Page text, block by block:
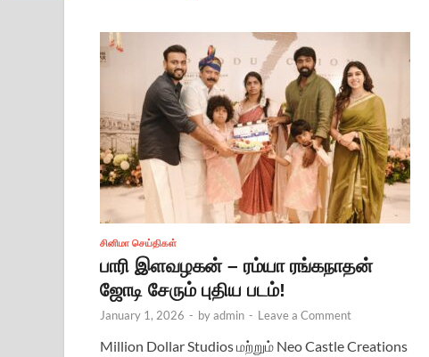
சினிமா செய்திகள்
பாரி இளவழகன் – ரம்யா ரங்கநாதன்
ஜோடி சேரும் புதிய படம்!
January 1, 2026 - byadmin - Leave a Comment
Million Dollar Studios மற்றும் Neo Castle Creations